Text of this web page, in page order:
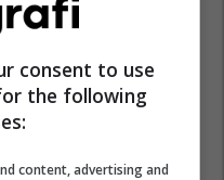
consent to use
the following
content, advertising and